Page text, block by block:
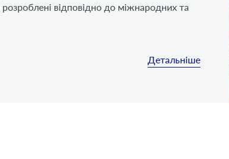
відповідно до міжнародних та
Детальніше